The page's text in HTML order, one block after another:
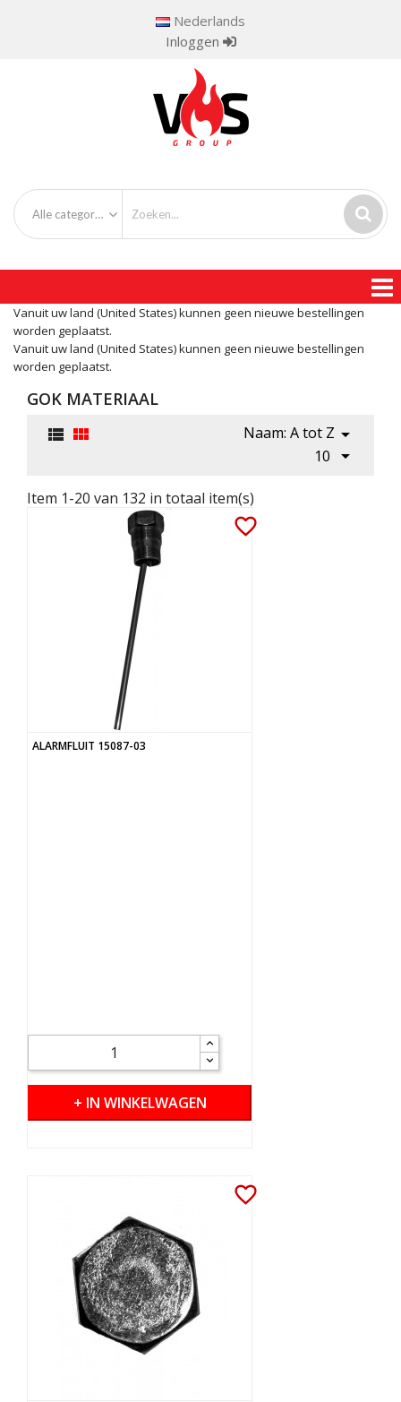
Nederlands
Inloggen
Alle categorieën
Vanuit uw land (United States) kunnen geen nieuwe bestellingen
worden geplaatst.
Vanuit uw land (United States) kunnen geen nieuwe bestellingen
worden geplaatst.
GOK MATERIAAL
  Naam: A tot Z 
10 
Item 1-20 van 132 in totaal item(s)
favorite_border
ALARMFLUIT 15087-03
+ IN WINKELWAGEN
favorite_border